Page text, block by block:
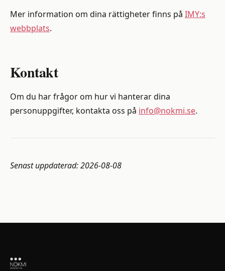
Mer information om dina rättigheter finns på IMY:s
webbplats.
Kontakt
Om du har frågor om hur vi hanterar dina
personuppgifter, kontakta oss på info@nokmi.se.
Senast uppdaterad: 2026-08-08